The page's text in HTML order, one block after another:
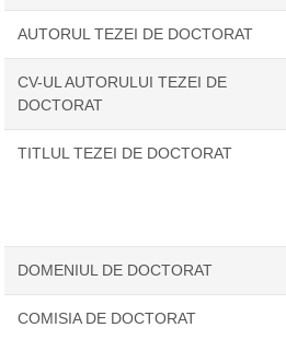
AUTORUL TEZEI DE DOCTORAT
CV-UL AUTORULUI TEZEI DE
DOCTORAT
TITLUL TEZEI DE DOCTORAT
DOMENIUL DE DOCTORAT
COMISIA DE DOCTORAT